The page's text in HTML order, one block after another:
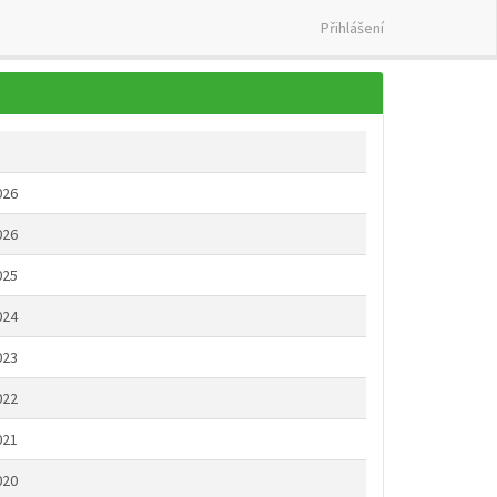
Přihlášení